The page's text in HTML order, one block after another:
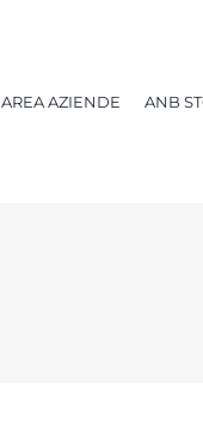
AREA AZIENDE ANB